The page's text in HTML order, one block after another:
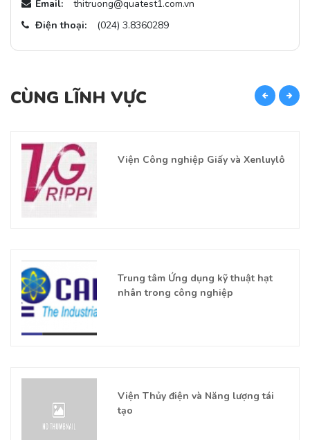
Email:
thitruong@quatest1.com.vn
Điện thoại:
(024) 3.8360289
CÙNG LĨNH VỰC
Viện Công nghiệp Giấy và Xenluylô
Trung tâm Ứng dụng kỹ thuật hạt
nhân trong công nghiệp
Viện Thủy điện và Năng lượng tái
tạo